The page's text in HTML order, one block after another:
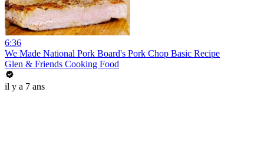
6:36
We Made National Pork Board's Pork Chop Basic Recipe
Glen & Friends Cooking Food
il y a 7 ans